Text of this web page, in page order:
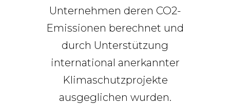
Unternehmen deren CO2-
Emissionen berechnet und
durch Unterstützung
international anerkannter
Klimaschutzprojekte
ausgeglichen wurden.